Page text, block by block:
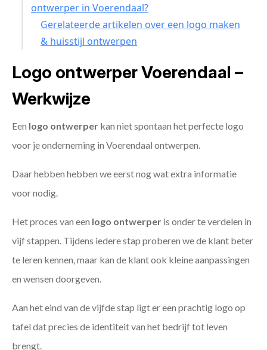
ontwerper in Voerendaal?
Gerelateerde artikelen over een logo maken
& huisstijl ontwerpen
Logo ontwerper Voerendaal –
Werkwijze
Een logo ontwerper kan niet spontaan het perfecte logo
voor je onderneming in Voerendaal ontwerpen.
Daar hebben hebben we eerst nog wat extra informatie
voor nodig.
Het proces van een logo ontwerper is onder te verdelen in
vijf stappen. Tijdens iedere stap proberen we de klant beter
te leren kennen, maar kan de klant ook kleine aanpassingen
en wensen doorgeven.
Aan het eind van de vijfde stap ligt er een prachtig logo op
tafel dat precies de identiteit van het bedrijf tot leven
brengt.